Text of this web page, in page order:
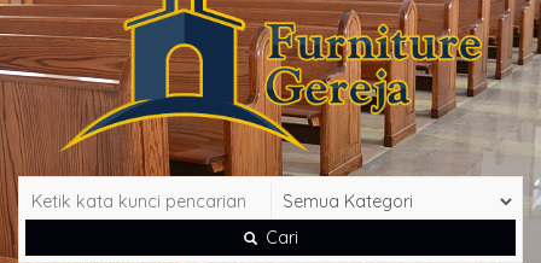
Cari